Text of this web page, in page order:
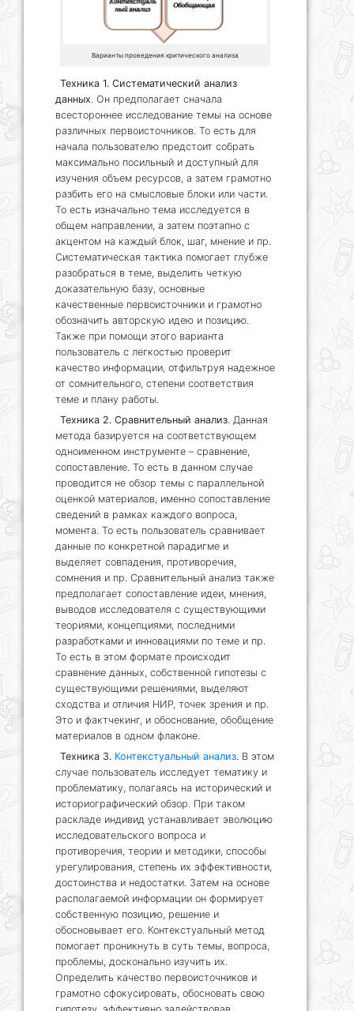
Варианты проведения критического анализа
Техника 1. Систематический анализ
данных. Он предполагает сначала
всестороннее исследование темы на основе
различных первоисточников. То есть для
начала пользователю предстоит собрать
максимально посильный и доступный для
изучения объем ресурсов, а затем грамотно
разбить его на смысловые блоки или части.
То есть изначально тема исследуется в
общем направлении, а затем поэтапно с
акцентом на каждый блок, шаг, мнение и пр.
Систематическая тактика помогает глубже
разобраться в теме, выделить четкую
доказательную базу, основные
качественные первоисточники и грамотно
обозначить авторскую идею и позицию.
Также при помощи этого варианта
пользователь с легкостью проверит
качество информации, отфильтруя надежное
от сомнительного, степени соответствия
теме и плану работы.
Техника 2. Сравнительный анализ. Данная
метода базируется на соответствующем
одноименном инструменте – сравнение,
сопоставление. То есть в данном случае
проводится не обзор темы с параллельной
оценкой материалов, именно сопоставление
сведений в рамках каждого вопроса,
момента. То есть пользователь сравнивает
данные по конкретной парадигме и
выделяет совпадения, противоречия,
сомнения и пр. Сравнительный анализ также
предполагает сопоставление идеи, мнения,
выводов исследователя с существующими
теориями, концепциями, последними
разработками и инновациями по теме и пр.
То есть в этом формате происходит
сравнение данных, собственной гипотезы с
существующими решениями, выделяют
сходства и отличия НИР, точек зрения и пр.
Это и фактчекинг, и обоснование, обобщение
материалов в одном флаконе.
Техника 3. Контекстуальный анализ. В этом
случае пользователь исследует тематику и
проблематику, полагаясь на исторический и
историографический обзор. При таком
раскладе индивид устанавливает эволюцию
исследовательского вопроса и
противоречия, теории и методики, способы
урегулирования, степень их эффективности,
достоинства и недостатки. Затем на основе
располагаемой информации он формирует
собственную позицию, решение и
обосновывает его. Контекстуальный метод
помогает проникнуть в суть темы, вопроса,
проблемы, досконально изучить их.
Определить качество первоисточников и
грамотно сфокусировать, обосновать свою